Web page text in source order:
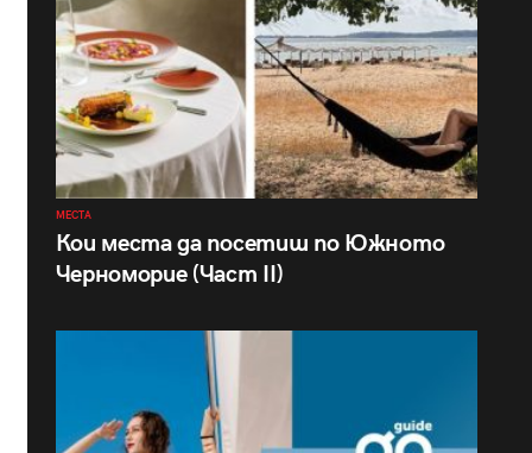
МЕСТА
Кои места да посетиш по Южното
Черноморие (Част II)